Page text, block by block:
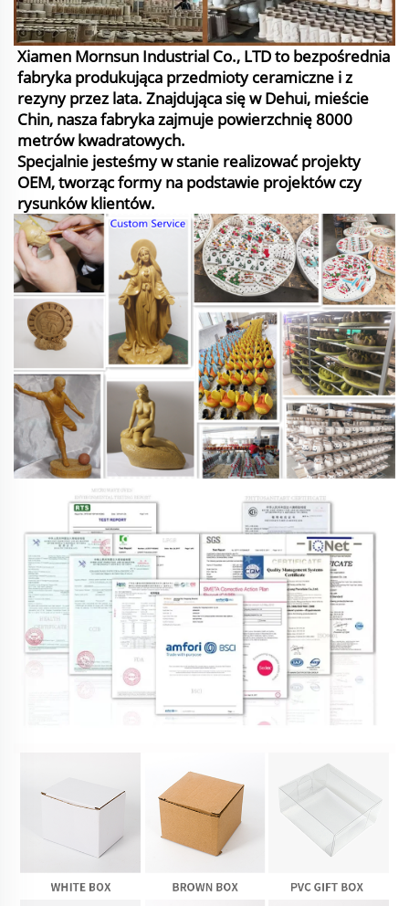
Xiamen Mornsun Industrial Co., LTD to bezpośrednia
fabryka produkująca przedmioty ceramiczne i z
rezyny przez lata. Znajdująca się w Dehui, mieście
Chin, nasza fabryka zajmuje powierzchnię 8000
metrów kwadratowych.
Specjalnie jesteśmy w stanie realizować projekty
OEM, tworząc formy na podstawie projektów czy
rysunków klientów.